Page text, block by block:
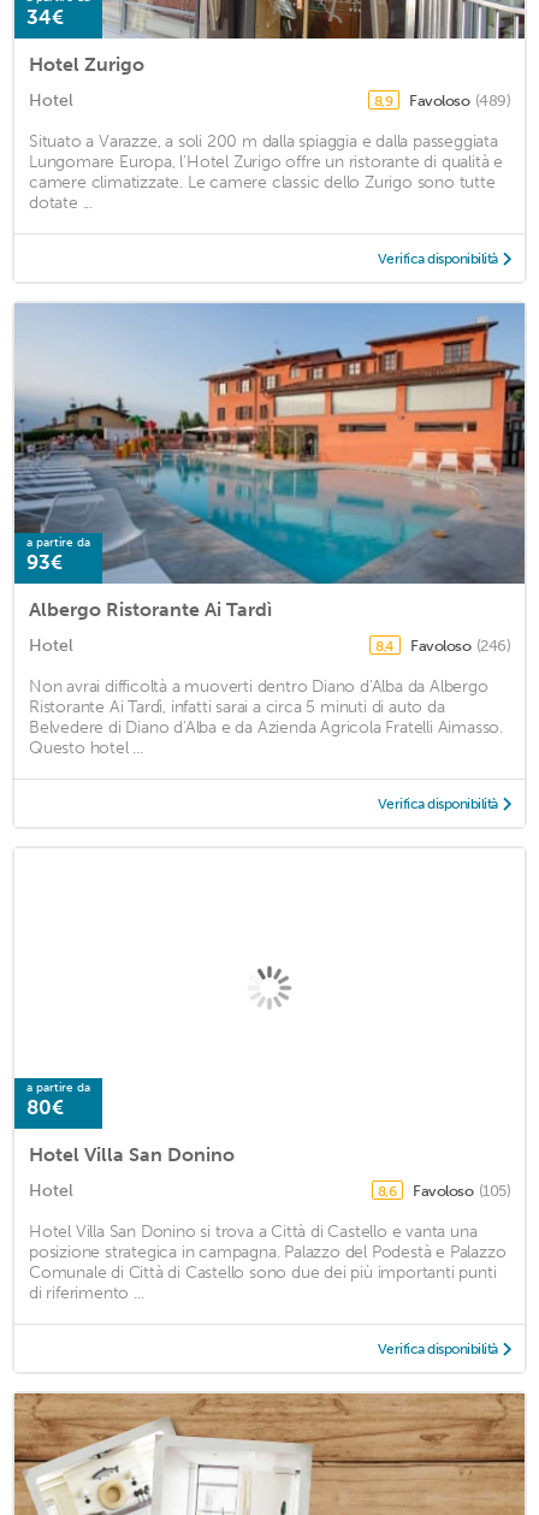
34€
Hotel Zurigo
Hotel 8,9 Favoloso (489)
Situato a Varazze, a soli 200 m dalla spiaggia e dalla passeggiata
Lungomare Europa, l'Hotel Zurigo offre un ristorante di qualità e
camere climatizzate. Le camere classic dello Zurigo sono tutte
dotate ...
Verifica disponibilità
a partire da
93€
Albergo Ristorante Ai Tardì
Hotel 8,4 Favoloso (246)
Non avrai difficoltà a muoverti dentro Diano d'Alba da Albergo
Ristorante Ai Tardì, infatti sarai a circa 5 minuti di auto da
Belvedere di Diano d'Alba e da Azienda Agricola Fratelli Aimasso.
Questo hotel ...
Verifica disponibilità
a partire da
80€
Hotel Villa San Donino
Hotel 8,6 Favoloso (105)
Hotel Villa San Donino si trova a Città di Castello e vanta una
posizione strategica in campagna. Palazzo del Podestà e Palazzo
Comunale di Città di Castello sono due dei più importanti punti
di riferimento ...
Verifica disponibilità